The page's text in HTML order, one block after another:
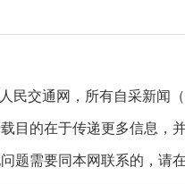
民交通网，所有自采新
目的在于传递更多信息，
题需要同本网联系的，请